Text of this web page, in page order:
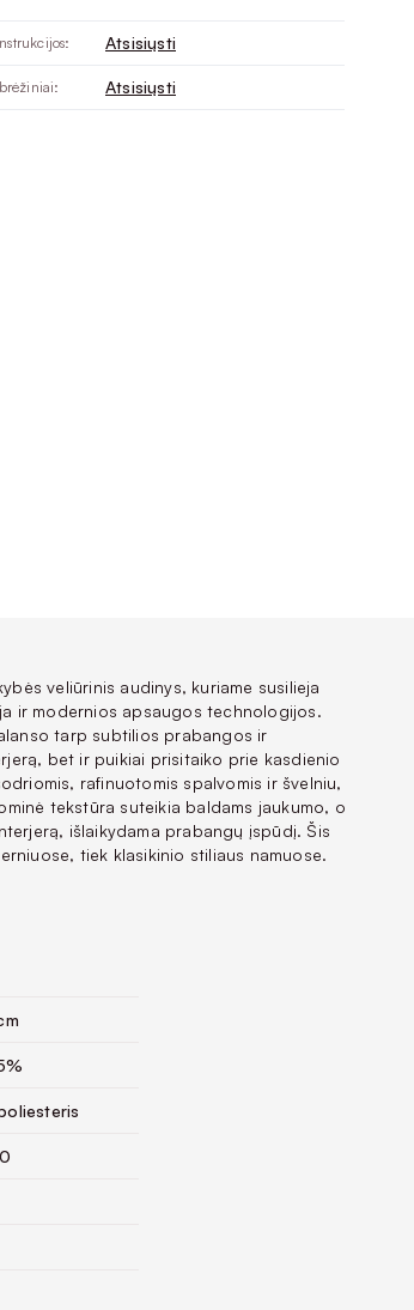
Atsisiųsti
Atsisiųsti
veliūrinis audinys, kuriame susilieja
ir modernios apsaugos technologijos.
tarp subtilios prabangos ir
bet ir puikiai prisitaiko prie kasdienio
rafinuotomis spalvomis ir švelniu,
tekstūra suteikia baldams jaukumo, o
išlaikydama prabangų įspūdį. Šis
tiek klasikinio stiliaus namuose.